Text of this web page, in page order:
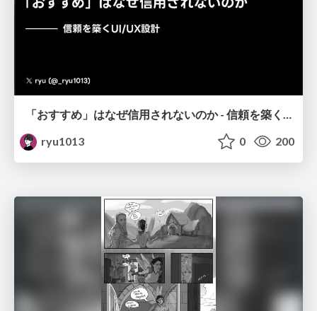
「おすすめ」はなぜ信用されないのか - 信頼を築くUI/UX設計
ryu1013
0 200